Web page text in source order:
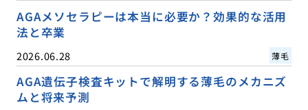
AGAメソセラピーは本当に必要か？効果的な活用
法と卒業
2026.06.28 薄毛
AGA遺伝子検査キットで解明する薄毛のメカニズ
ムと将来予測